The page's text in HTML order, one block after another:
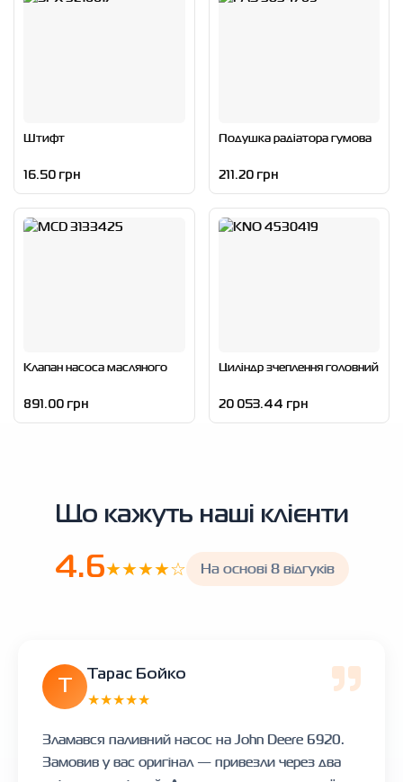
Штифт
16.50 грн
Подушка радіатора гумова
211.20 грн
Клапан насоса масляного
891.00 грн
Циліндр зчеплення головний
20 053.44 грн
Що кажуть наші клієнти
4.6★★★★☆ На основі 8 відгуків
Тарас Бойко
★★★★★
Зламався паливний насос на John Deere 6920.
Замовив у вас оригінал — привезли через два